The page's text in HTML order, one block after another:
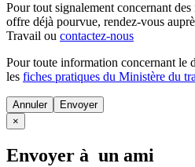
Pour tout signalement concernant des
offre déjà pourvue, rendez-vous
Travail ou contactez-nous
Pour toute information concernant le
les fiches pratiques du Ministère du
Annuler
×
Envoyer à un ami